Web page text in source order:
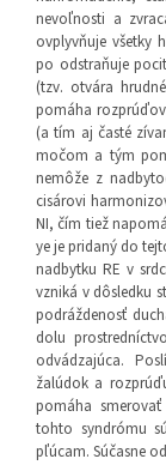
nevoľnosti a
ovplyvňuje všetky
po odstraňuje
(tzv. otvára
pomáha
(a tím aj časté
močom a tým
nemôže z
cisárovi
NI, čím tiež
ye je pridaný do
nadbytku RE v
vzniká v dôsledku
podráždenosť
dolu
odvádzajúca.
žalúdok a
pomáha
tohto syndrómu
pľúcam. Súčasne